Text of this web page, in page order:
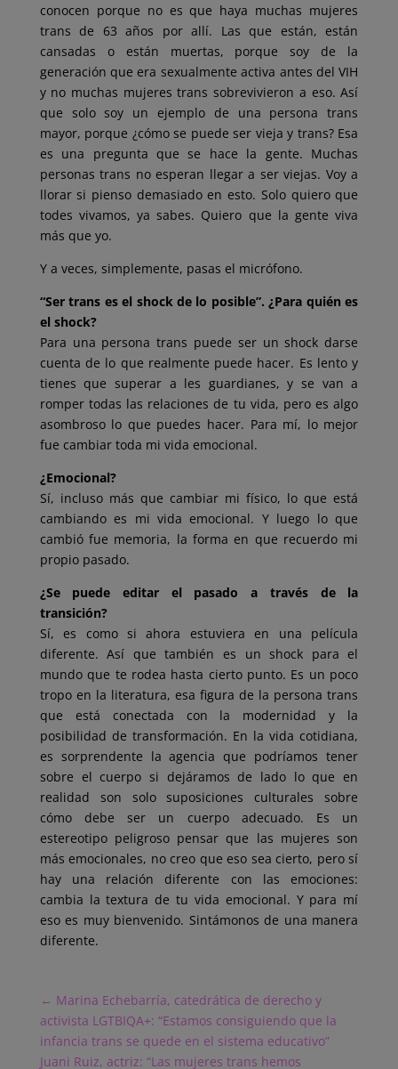
conocen porque no es que haya muchas mujeres
trans de 63 años por allí. Las que están, están
cansadas o están muertas, porque soy de la
generación que era sexualmente activa antes del VIH
y no muchas mujeres trans sobrevivieron a eso. Así
que solo soy un ejemplo de una persona trans
mayor, porque ¿cómo se puede ser vieja y trans? Esa
es una pregunta que se hace la gente. Muchas
personas trans no esperan llegar a ser viejas. Voy a
llorar si pienso demasiado en esto. Solo quiero que
todes vivamos, ya sabes. Quiero que la gente viva
más que yo.
Y a veces, simplemente, pasas el micrófono.
“Ser trans es el shock de lo posible”. ¿Para quién es
el shock?
Para una persona trans puede ser un shock darse
cuenta de lo que realmente puede hacer. Es lento y
tienes que superar a les guardianes, y se van a
romper todas las relaciones de tu vida, pero es algo
asombroso lo que puedes hacer. Para mí, lo mejor
fue cambiar toda mi vida emocional.
¿Emocional?
Sí, incluso más que cambiar mi físico, lo que está
cambiando es mi vida emocional. Y luego lo que
cambió fue memoria, la forma en que recuerdo mi
propio pasado.
¿Se puede editar el pasado a través de la
transición?
Sí, es como si ahora estuviera en una película
diferente. Así que también es un shock para el
mundo que te rodea hasta cierto punto. Es un poco
tropo en la literatura, esa figura de la persona trans
que está conectada con la modernidad y la
posibilidad de transformación. En la vida cotidiana,
es sorprendente la agencia que podríamos tener
sobre el cuerpo si dejáramos de lado lo que en
realidad son solo suposiciones culturales sobre
cómo debe ser un cuerpo adecuado. Es un
estereotipo peligroso pensar que las mujeres son
más emocionales, no creo que eso sea cierto, pero sí
hay una relación diferente con las emociones:
cambia la textura de tu vida emocional. Y para mí
eso es muy bienvenido. Sintámonos de una manera
diferente.
← Marina Echebarría, catedrática de derecho y
activista LGTBIQA+: “Estamos consiguiendo que la
infancia trans se quede en el sistema educativo”
Juani Ruiz, actriz: “Las mujeres trans hemos